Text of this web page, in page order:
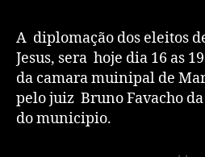
A diplomação dos eleitos
Jesus, sera hoje dia 16 as
da camara muinipal de
pelo juiz Bruno Favacho
do municipio.